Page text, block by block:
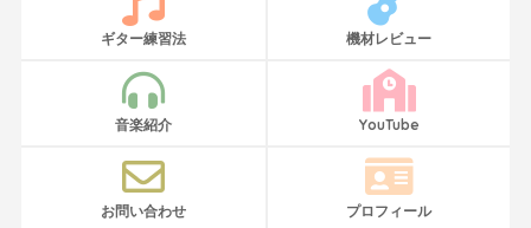
ギター練習法 機材レビュー
音楽紹介 YouTube
お問い合わせ プロフィール